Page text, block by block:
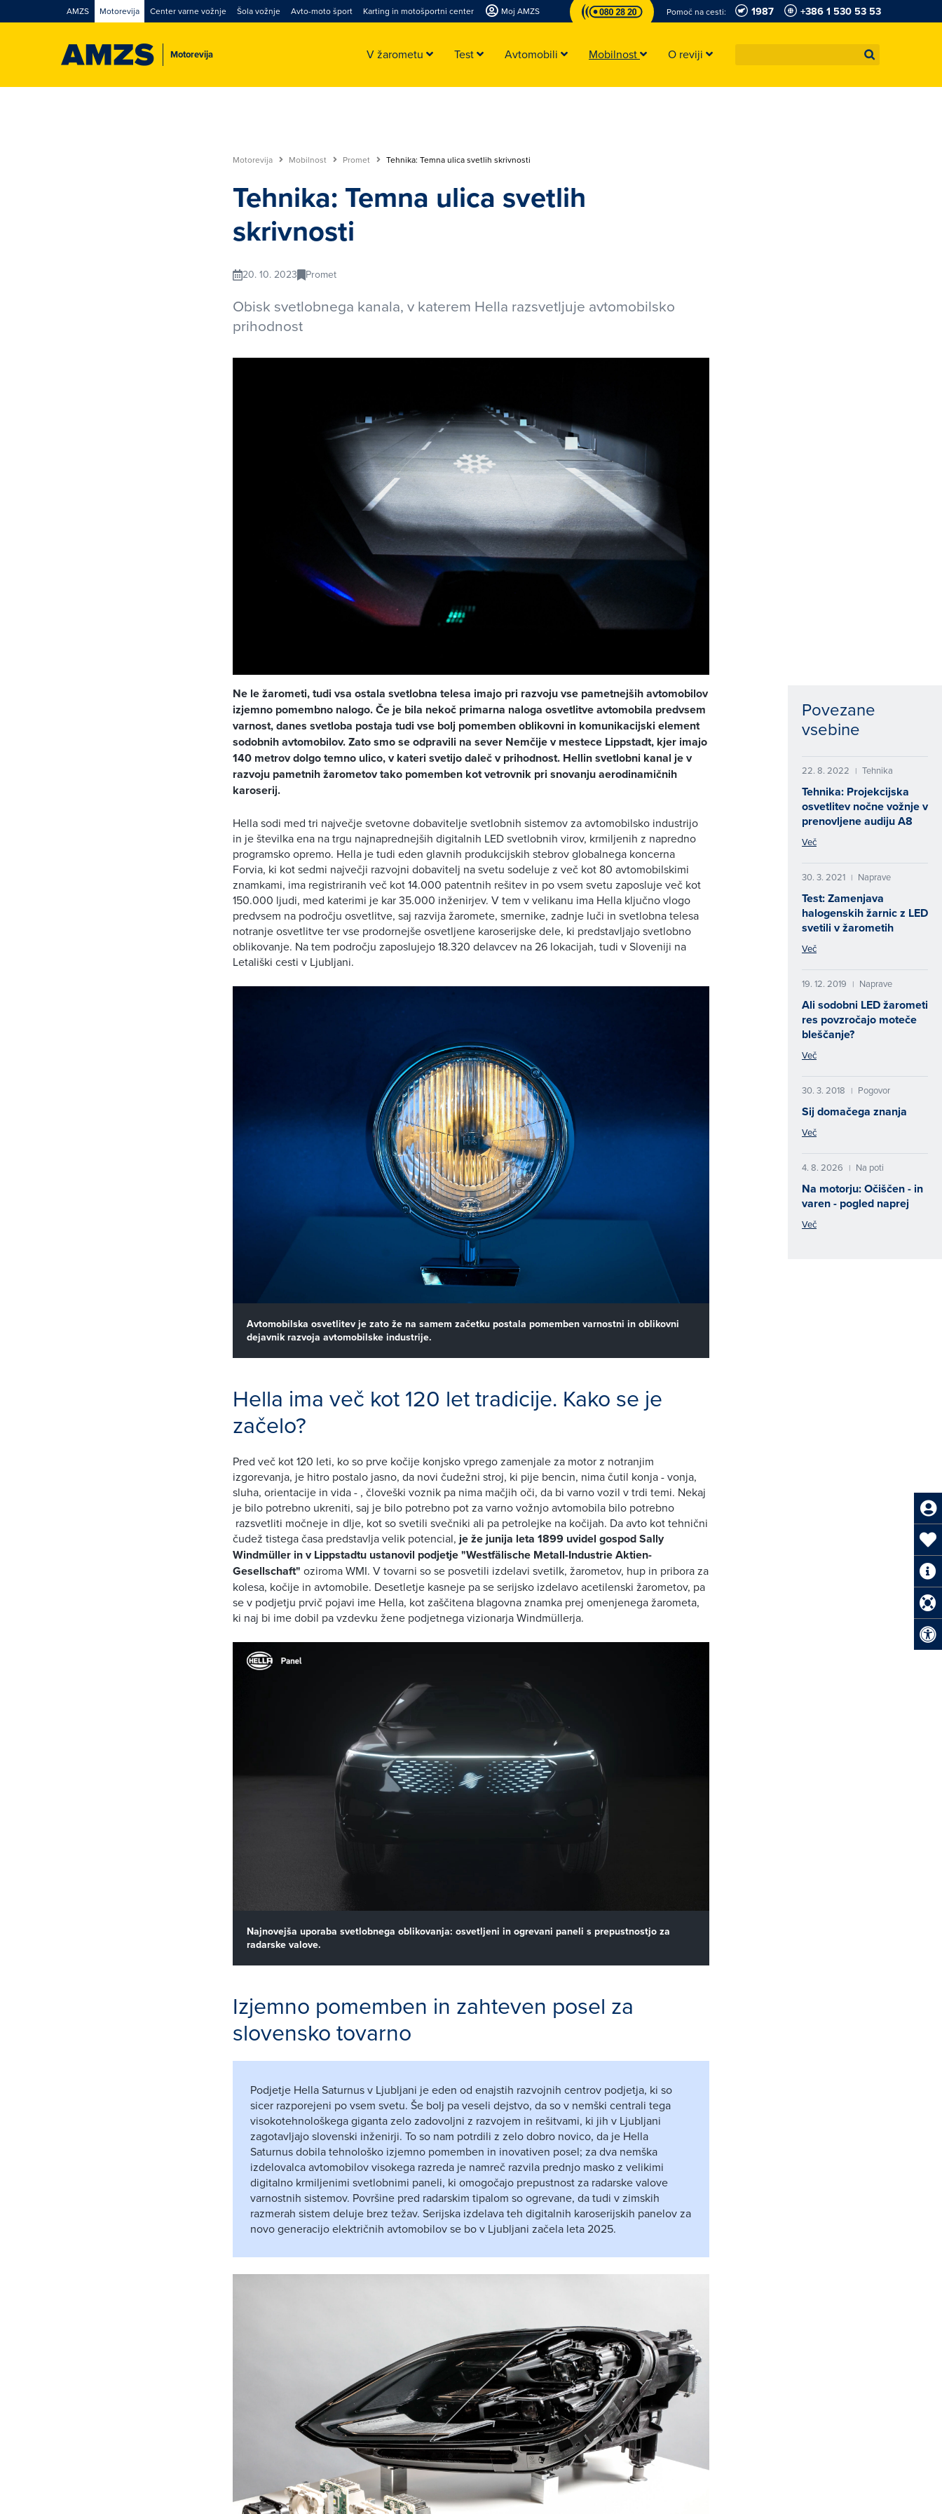
Motorevija
AMZS Motorevija Center varne vožnje Šola vožnje Avto-moto šport Karting in motošportni center Moj AMZS Pomoč na cesti: 1987 +386 1 530 53 53
V žarometu Test Avtomobili Mobilnost O reviji
Motorevija Mobilnost Promet Tehnika: Temna ulica svetlih skrivnosti
Tehnika: Temna ulica svetlih
skrivnosti
20. 10. 2023 Promet
Obisk svetlobnega kanala, v katerem Hella razsvetljuje avtomobilsko
prihodnost
Ne le žarometi, tudi vsa ostala svetlobna telesa imajo pri razvoju vse pametnejših avtomobilov
izjemno pomembno nalogo. Če je bila nekoč primarna naloga osvetlitve avtomobila predvsem
varnost, danes svetloba postaja tudi vse bolj pomemben oblikovni in komunikacijski element
sodobnih avtomobilov. Zato smo se odpravili na sever Nemčije v mestece Lippstadt, kjer imajo
140 metrov dolgo temno ulico, v kateri svetijo daleč v prihodnost. Hellin svetlobni kanal je v
razvoju pametnih žarometov tako pomemben kot vetrovnik pri snovanju aerodinamičnih
karoserij.
Hella sodi med tri največje svetovne dobavitelje svetlobnih sistemov za avtomobilsko industrijo
in je številka ena na trgu najnaprednejših digitalnih LED svetlobnih virov, krmiljenih z napredno
programsko opremo. Hella je tudi eden glavnih produkcijskih stebrov globalnega koncerna
Forvia, ki kot sedmi največji razvojni dobavitelj na svetu sodeluje z več kot 80 avtomobilskimi
znamkami, ima registriranih več kot 14.000 patentnih rešitev in po vsem svetu zaposluje več kot
150.000 ljudi, med katerimi je kar 35.000 inženirjev. V tem v velikanu ima Hella ključno vlogo
predvsem na področju osvetlitve, saj razvija žaromete, smernike, zadnje luči in svetlobna telesa
notranje osvetlitve ter vse prodornejše osvetljene karoserijske dele, ki predstavljajo svetlobno
oblikovanje. Na tem področju zaposlujejo 18.320 delavcev na 26 lokacijah, tudi v Sloveniji na
Letališki cesti v Ljubljani.
Avtomobilska osvetlitev je zato že na samem začetku postala pomemben varnostni in oblikovni
dejavnik razvoja avtomobilske industrije.
Hella ima več kot 120 let tradicije. Kako se je
začelo?
Pred več kot 120 leti, ko so prve kočije konjsko vprego zamenjale za motor z notranjim
izgorevanja, je hitro postalo jasno, da novi čudežni stroj, ki pije bencin, nima čutil konja - vonja,
sluha, orientacije in vida - , človeški voznik pa nima mačjih oči, da bi varno vozil v trdi temi. Nekaj
je bilo potrebno ukreniti, saj je bilo potrebno pot za varno vožnjo avtomobila bilo potrebno
razsvetliti močneje in dlje, kot so svetili svečniki ali pa petrolejke na kočijah. Da avto kot tehnični
čudež tistega časa predstavlja velik potencial, je že junija leta 1899 uvidel gospod Sally
Windmüller in v Lippstadtu ustanovil podjetje "Westfälische Metall-Industrie Aktien-
Gesellschaft" oziroma WMI. V tovarni so se posvetili izdelavi svetilk, žarometov, hup in pribora za
kolesa, kočije in avtomobile. Desetletje kasneje pa se serijsko izdelavo acetilenski žarometov, pa
se v podjetju prvič pojavi ime Hella, kot zaščitena blagovna znamka prej omenjenega žarometa,
ki naj bi ime dobil pa vzdevku žene podjetnega vizionarja Windmüllerja.
Najnovejša uporaba svetlobnega oblikovanja: osvetljeni in ogrevani paneli s prepustnostjo za
radarske valove.
Izjemno pomemben in zahteven posel za
slovensko tovarno
Podjetje Hella Saturnus v Ljubljani je eden od enajstih razvojnih centrov podjetja, ki so
sicer razporejeni po vsem svetu. Še bolj pa veseli dejstvo, da so v nemški centrali tega
visokotehnološkega giganta zelo zadovoljni z razvojem in rešitvami, ki jih v Ljubljani
zagotavljajo slovenski inženirji. To so nam potrdili z zelo dobro novico, da je Hella
Saturnus dobila tehnološko izjemno pomemben in inovativen posel; za dva nemška
izdelovalca avtomobilov visokega razreda je namreč razvila prednjo masko z velikimi
digitalno krmiljenimi svetlobnimi paneli, ki omogočajo prepustnost za radarske valove
varnostnih sistemov. Površine pred radarskim tipalom so ogrevane, da tudi v zimskih
razmerah sistem deluje brez težav. Serijska izdelava teh digitalnih karoserijskih panelov za
novo generacijo električnih avtomobilov se bo v Ljubljani začela leta 2025.
Povezane
vsebine
22. 8. 2022 | Tehnika
Tehnika: Projekcijska
osvetlitev nočne vožnje v
prenovljene audiju A8
Več
30. 3. 2021 | Naprave
Test: Zamenjava
halogenskih žarnic z LED
svetili v žarometih
Več
19. 12. 2019 | Naprave
Ali sodobni LED žarometi
res povzročajo moteče
bleščanje?
Več
30. 3. 2018 | Pogovor
Sij domačega znanja
Več
4. 8. 2026 | Na poti
Na motorju: Očiščen - in
varen - pogled naprej
Več